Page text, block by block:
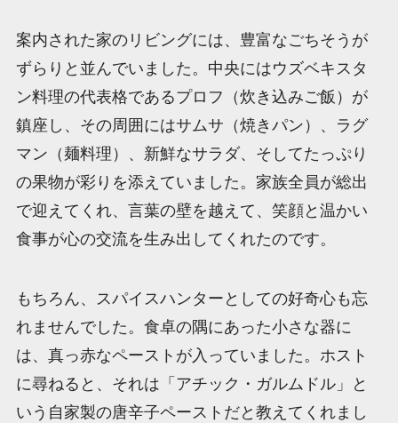
案内された家のリビングには、豊富なごちそうが
ずらりと並んでいました。中央にはウズベキスタ
ン料理の代表格であるプロフ（炊き込みご飯）が
鎮座し、その周囲にはサムサ（焼きパン）、ラグ
マン（麺料理）、新鮮なサラダ、そしてたっぷり
の果物が彩りを添えていました。家族全員が総出
で迎えてくれ、言葉の壁を越えて、笑顔と温かい
食事が心の交流を生み出してくれたのです。
もちろん、スパイスハンターとしての好奇心も忘
れませんでした。食卓の隅にあった小さな器に
は、真っ赤なペーストが入っていました。ホスト
に尋ねると、それは「アチック・ガルムドル」と
いう自家製の唐辛子ペーストだと教えてくれまし